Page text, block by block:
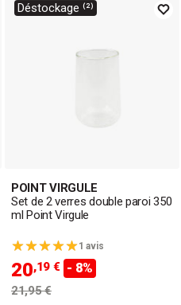
Déstockage ⁽²⁾
POINT VIRGULE
Set de 2 verres double paroi 350
ml Point Virgule
1 avis
20,19 € - 8%
21,95 €